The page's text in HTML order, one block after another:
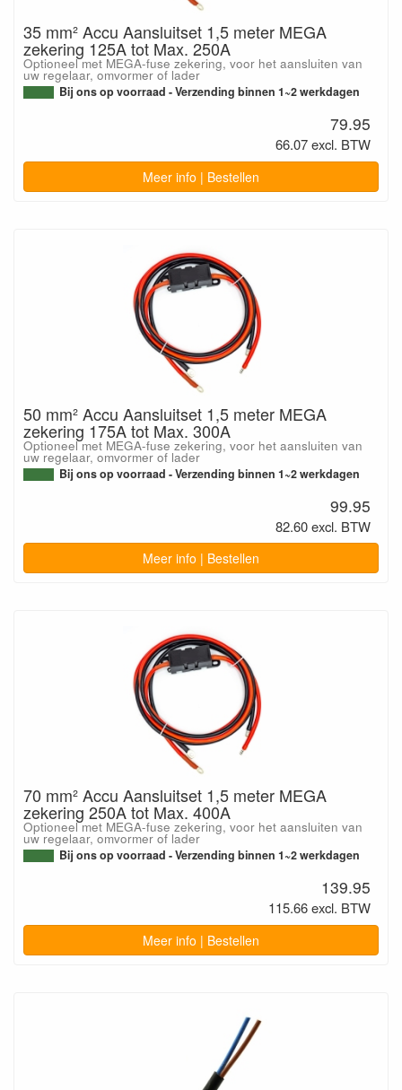
35 mm² Accu Aansluitset 1,5 meter MEGA
zekering 125A tot Max. 250A
Optioneel met MEGA-fuse zekering, voor het aansluiten van
uw regelaar, omvormer of lader
Bij ons op voorraad - Verzending binnen 1~2 werkdagen
79.95
66.07 excl. BTW
Meer info | Bestellen
50 mm² Accu Aansluitset 1,5 meter MEGA
zekering 175A tot Max. 300A
Optioneel met MEGA-fuse zekering, voor het aansluiten van
uw regelaar, omvormer of lader
Bij ons op voorraad - Verzending binnen 1~2 werkdagen
99.95
82.60 excl. BTW
Meer info | Bestellen
70 mm² Accu Aansluitset 1,5 meter MEGA
zekering 250A tot Max. 400A
Optioneel met MEGA-fuse zekering, voor het aansluiten van
uw regelaar, omvormer of lader
Bij ons op voorraad - Verzending binnen 1~2 werkdagen
139.95
115.66 excl. BTW
Meer info | Bestellen